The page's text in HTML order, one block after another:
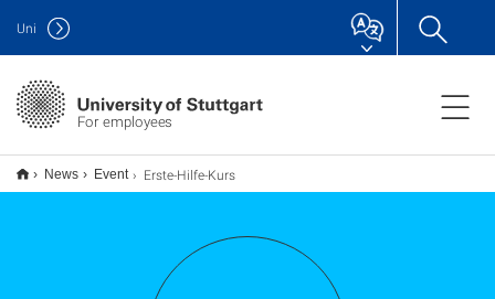
For employees
Uni
News Event Erste-Hilfe-Kurs